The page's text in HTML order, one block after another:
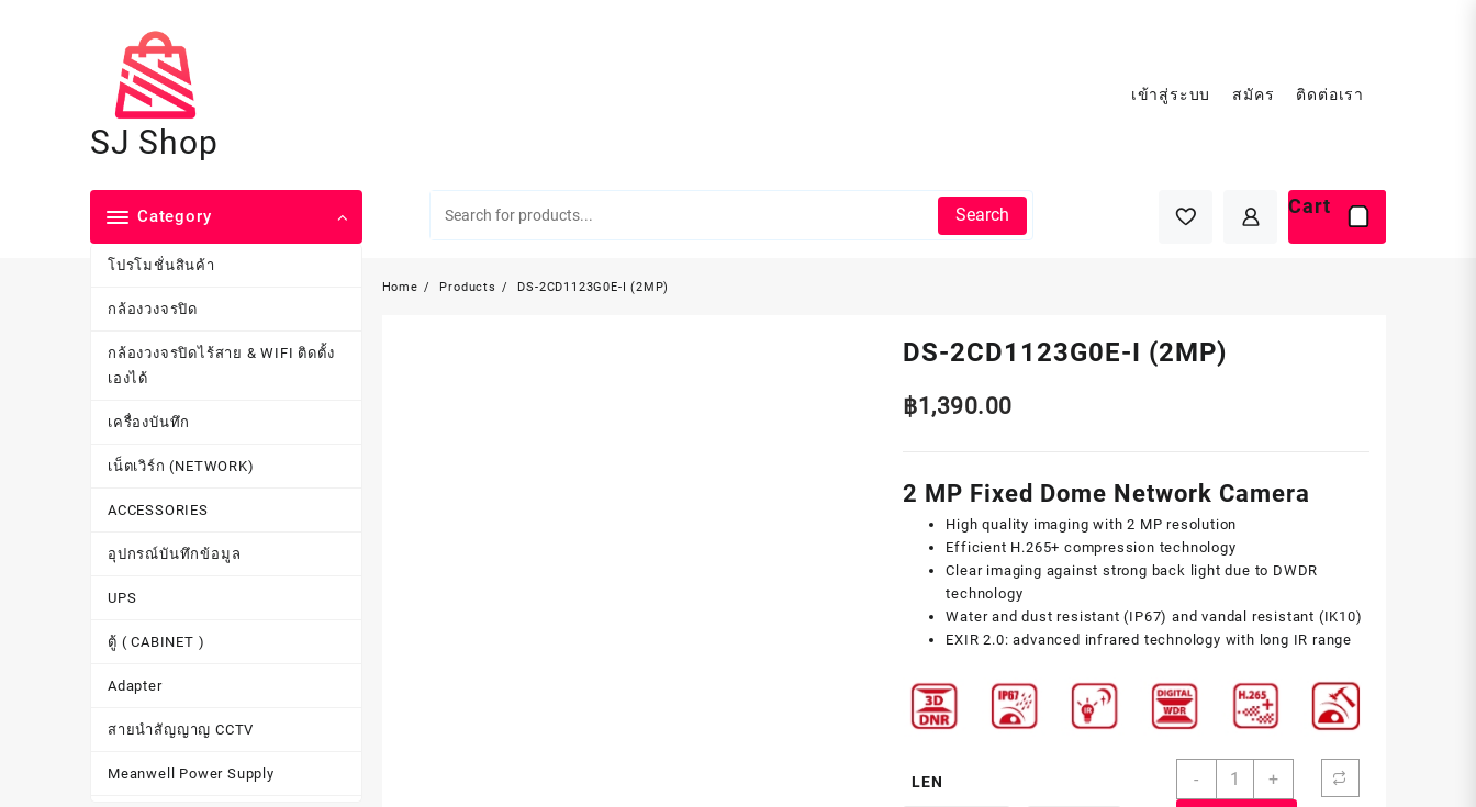
SJ Shop
เข้าสู่ระบบ สมัคร ติดต่อเรา
Category
โปรโมชั่นสินค้า
กล้องวงจรปิด
กล้องวงจรปิดไร้สาย & WIFI ติดตั้ง
เองได้
เครื่องบันทึก
เน็ตเวิร์ก (NETWORK)
ACCESSORIES
อุปกรณ์บันทึกข้อมูล
UPS
ตู้ ( CABINET )
Adapter
สายนำสัญญาญ CCTV
Meanwell Power Supply
Search Cart
Home Products DS-2CD1123G0E-I (2MP)
DS-2CD1123G0E-I (2MP)
฿1,390.00
2 MP Fixed Dome Network Camera
High quality imaging with 2 MP resolution
Efficient H.265+ compression technology
Clear imaging against strong back light due to DWDR
technology
Water and dust resistant (IP67) and vandal resistant (IK10)
EXIR 2.0: advanced infrared technology with long IR range
LEN -
DS-
+